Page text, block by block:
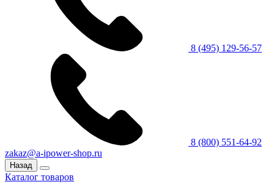
8 (495) 129-56-57
8 (800) 551-64-92
zakaz@a-ipower-shop.ru
Назад
Каталог товаров